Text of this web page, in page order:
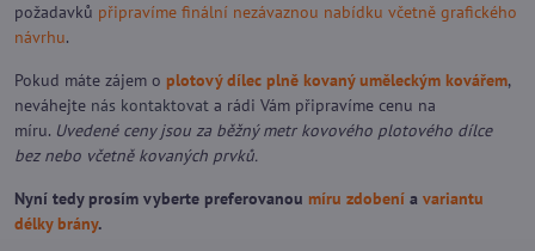
požadavků připravíme finální nezávaznou nabídku včetně grafického
návrhu.
Pokud máte zájem o plotový dílec plně kovaný uměleckým kovářem,
neváhejte nás kontaktovat a rádi Vám připravíme cenu na
míru. Uvedené ceny jsou za běžný metr kovového plotového dílce
bez nebo včetně kovaných prvků.
Nyní tedy prosím vyberte preferovanou míru zdobení a variantu
délky brány.